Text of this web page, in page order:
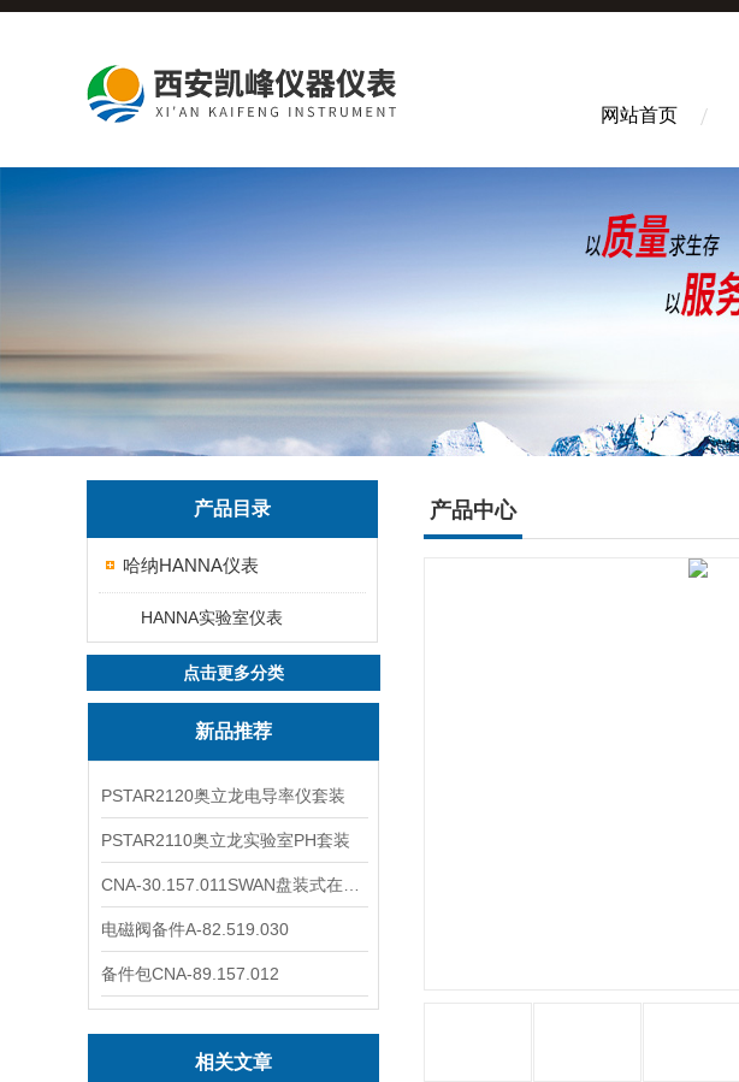
网站首页
产品目录
哈纳HANNA仪表
HANNA实验室仪表
点击更多分类
新品推荐
PSTAR2120奥立龙电导率仪套装
PSTAR2110奥立龙实验室PH套装
电磁阀备件A-82.519.030
备件包CNA-89.157.012
相关文章
产品中心